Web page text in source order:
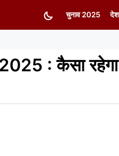
चुनाव 2025
: कैसा